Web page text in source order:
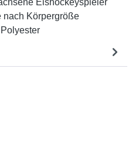
Eishockeyspieler
nach Körpergröße